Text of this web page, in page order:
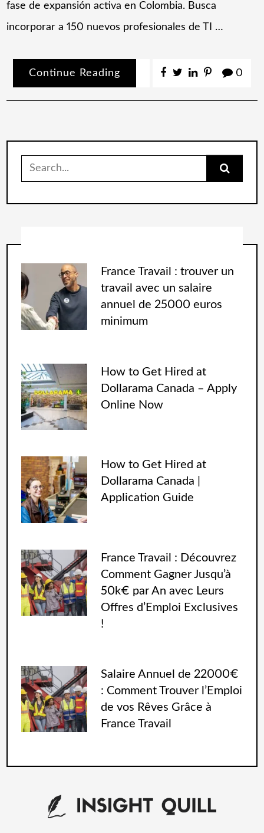
fase de expansión activa en Colombia. Busca
incorporar a 150 nuevos profesionales de TI …
Continue Reading 0
France Travail : trouver un
travail avec un salaire
annuel de 25000 euros
minimum
How to Get Hired at
Dollarama Canada – Apply
Online Now
How to Get Hired at
Dollarama Canada |
Application Guide
France Travail : Découvrez
Comment Gagner Jusqu’à
50k€ par An avec Leurs
Offres d’Emploi Exclusives
!
Salaire Annuel de 22000€
: Comment Trouver l’Emploi
de vos Rêves Grâce à
France Travail